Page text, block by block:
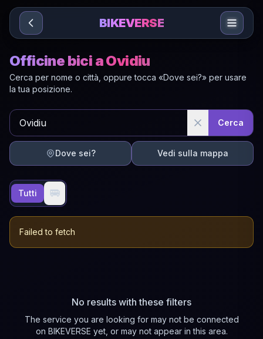
Sari la conținut
BIKEVERSE
Officine bici a Ovidiu
Cerca per nome o città, oppure tocca «Dove sei?» per usare
la tua posizione.
Cerca
Dove sei? Vedi sulla mappa
Tutti 🚐
Failed to fetch
No results with these filters
The service you are looking for may not be connected
on BIKEVERSE yet, or may not appear in this area.